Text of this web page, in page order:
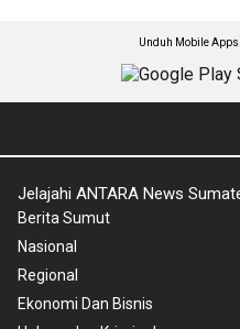
Unduh Mobile
Jelajahi ANTARA News
Berita Sumut
Nasional
Regional
Ekonomi Dan Bisnis